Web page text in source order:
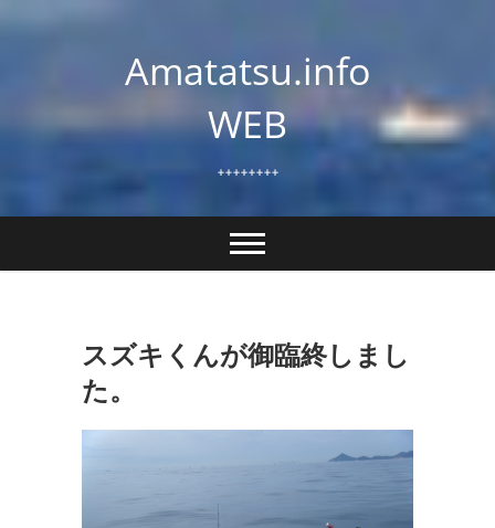
Amatatsu.info
WEB
++++++++
スズキくんが御臨終しまし
た。